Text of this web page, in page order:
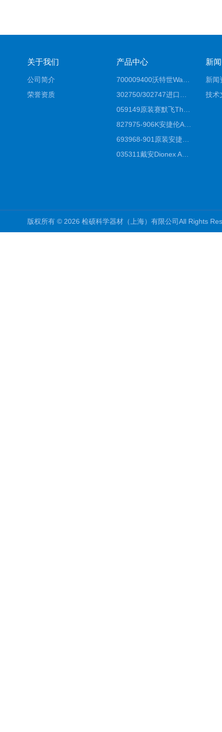
关于我们
公司简介
荣誉资质
产品中心
827975-906K安捷伦Agilent原装ZORBAX液相色谱柱*
035311戴安Dionex AS4分析柱阴离子交换色谱柱厂家
新
新闻
技术
版权所有 © 2026 检硕科学器材（上海）有限公司All Rights